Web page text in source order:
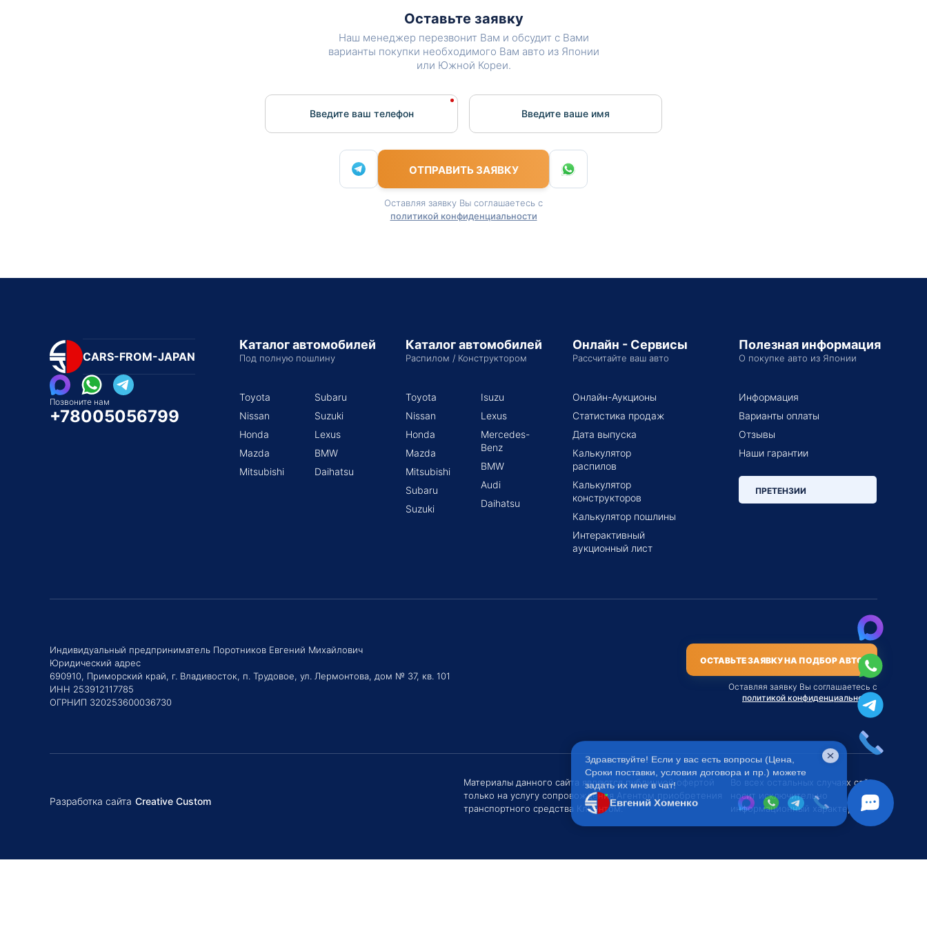
Оставьте заявку
Наш менеджер перезвонит Вам и обсудит с Вами
варианты покупки необходимого Вам авто из Японии
или Южной Кореи.
Введите ваш телефон Введите вашe имя
ОТПРАВИТЬ ЗАЯВКУ
Оставляя заявку Вы соглашаетесь с
политикой конфиденциальности
CARS-FROM-JAPAN
Позвоните нам
+78005056799
Каталог автомобилей
Под полную пошлину
Toyota
Nissan
Honda
Mazda
Mitsubishi
Subaru
Suzuki
Lexus
BMW
Daihatsu
Каталог автомобилей
Распилом / Конструктором
Toyota
Nissan
Honda
Mazda
Mitsubishi
Subaru
Suzuki
Isuzu
Lexus
Mercedes-
Benz
BMW
Audi
Daihatsu
Онлайн - Сервисы
Рассчитайте ваш авто
Онлайн-Аукционы
Статистика продаж
Дата выпуска
Калькулятор
распилов
Калькулятор
конструкторов
Калькулятор пошлины
Интерактивный
аукционный лист
Полезная информация
О покупке авто из Японии
Информация
Варианты оплаты
Отзывы
Наши гарантии
ПРЕТЕНЗИИ
Индивидуальный предприниматель Поротников Евгений Михайлович
Юридический адрес
690910, Приморский край, г. Владивосток, п. Трудовое, ул. Лермонтова, дом № 37, кв. 101
ИНН 253912117785
ОГРНИП 320253600036730
ОСТАВЬТЕ ЗАЯВКУ НА ПОДБОР АВТО
Оставляя заявку Вы соглашаетесь с
политикой конфиденциальности
Материалы данного сайта являются публичной офертой
только на услугу сопровождения Агентом приобретения
транспортного средства Клиентом.
Во всех остальных случаях сайт
носит исключительно
информационный характер.
Разработка сайта Creative Custom Евгений Хоменко
Сроки поставки, условия договора и пр.) можете
задать их мне в чат!